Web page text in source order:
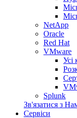
NetApp
Oracle
Red Hat
VMware
Усі
Splunk
Зв'язатися з
Сервіси